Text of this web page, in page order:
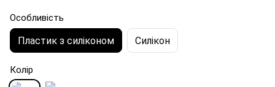
Особливість
Пластик з силіконом Силікон
Колір